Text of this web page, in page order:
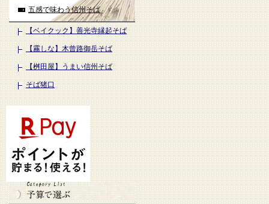
五感で味わう信州そば
【ベイクック】善光寺縁起そば
【霧しな】木曾路御岳そば
【桝田屋】うまい信州そば
そば猪口